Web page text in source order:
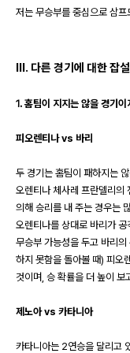
저는 무승부를 중심으로 삼
III. 다른 경기에 대한 잡설
1. 홈팀이 지지는 않을 경기이
피오렌티나vs 바리
두 경기는 홈팀이 패하지는
오렌티나 체사레 프란델리의
의해 승리를 내 주는 경우는
오렌티나를 상대로 바리가
무승부 가능성을 두고 바리의
하지 못함을 돌아볼 때) 피오
것이며 승 확률을 더 높이 보
제노아vs 카타니아
카타니아는 2연승을 달리고